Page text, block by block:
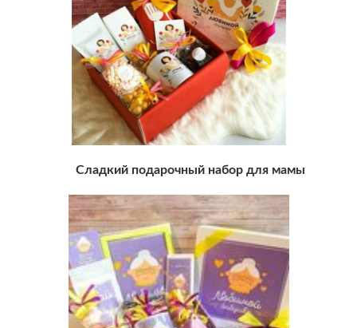
Сладкий подарочный набор для мамы